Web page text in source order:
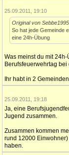
25.09.2011, 19:10
Original von Sebbe1995
So hat jede Gemeinde
eine 24h-Übung
Was meinst du mit
Berufsfeuerwehrtag bei
Ihr habt in 2
25.09.2011, 19:18
Ja, eine
Jugend zusammen.
Zusammen kommen
rund 12000
haben.